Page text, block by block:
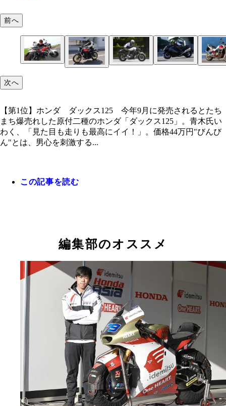
44万円
跳ね上がるダックテールスタイルのシートカウル
トロモダンなスタイルがファンの心を刺激した。
万円
07」。今年4月にマイチェンして話題に。価格93万
が、2022年11月24日に30周年を迎え、記念車を発
注は1月9日まで。価格195万8000円
～ェンした4ストモトクロッサー。すでに生産可能数
に達しているため受注は終了。価格115万5000円
量産車とは一部異なる場合があります。
前へ
次へ
【第1位】ホンダ ダックス125 今年9月に発売されるとたち
まち爆売れした原付二種のホンダ「ダックス125」。青木氏い
わく、「見た目も走りも最高にイイ！」。価格44万円"びんび
ん"とは、男心を刺激する...
この記事を読む
編集部のオススメ